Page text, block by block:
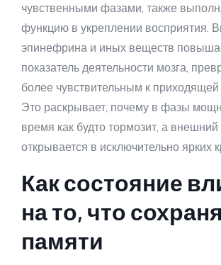
чувственными фазами, также
функцию в укреплении восприятия.
эпинефрина и иных веществ
показатель деятельности мозга,
более чувствительным к
Это раскрывает, почему в фазы
время как будто тормозит, а
открывается в исключительно ярких
Как состояние
на то, что
памяти